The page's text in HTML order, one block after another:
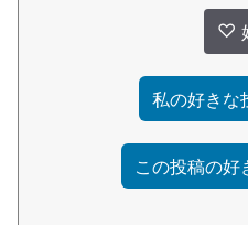
♡
私の好きな
この投稿の好